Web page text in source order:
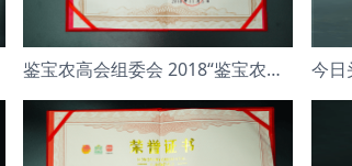
鉴宝农高会组委会 2018“鉴宝农高会”